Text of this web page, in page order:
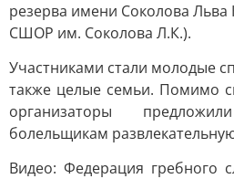
резерва имени Соколова
СШОР им. Соколова Л.К.).
Участниками стали молодые
также целые семьи. Помимо
организаторы
болельщикам
Видео: Федерация гребного